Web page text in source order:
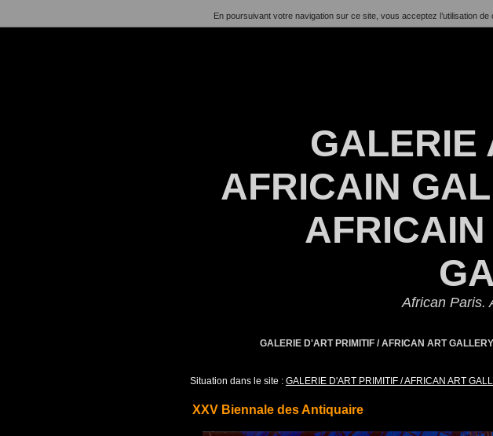
En poursuivant votre navigation sur ce site, vous acceptez l’utilisation
GALERIE
AFRICAIN
African Paris.
GALERIE D'ART PRIMITIF / AFRICAN ART GALLERY
Situation dans le site : GALERIE D'ART PRIMITIF / AFRICAN ART
XXV Biennale des Antiquaire